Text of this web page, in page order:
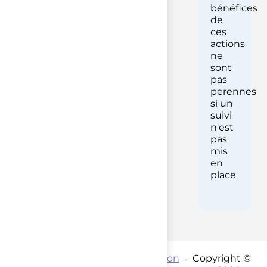
bénéfices
de
ces
actions
ne
sont
pas
perennes
si un
suivi
n'est
pas
mis
en
place
Coordination - Copyright ©